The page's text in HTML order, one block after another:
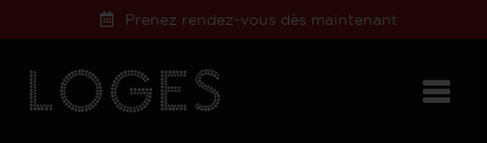
Prenez rendez-vous dès maintenant